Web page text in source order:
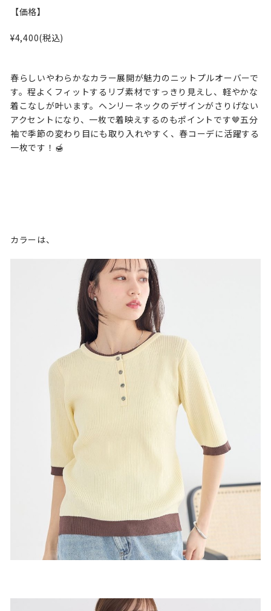
【価格】
¥4,400(税込)
春らしいやわらかなカラー展開が魅力のニットプルオーバーで
す。程よくフィットするリブ素材ですっきり見えし、軽やかな
着こなしが叶います。ヘンリーネックのデザインがさりげない
アクセントになり、一枚で着映えするのもポイントです🤎五分
袖で季節の変わり目にも取り入れやすく、春コーデに活躍する
一枚です！🍯
カラーは、